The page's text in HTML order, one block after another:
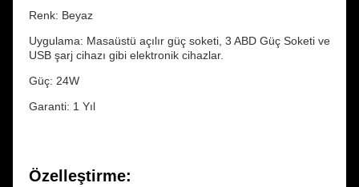
Renk: Beyaz
Uygulama: Masaüstü açılır güç soketi, 3 ABD Güç Soketi ve
USB şarj cihazı gibi elektronik cihazlar.
Güç: 24W
Garanti: 1 Yıl
Özelleştirme: